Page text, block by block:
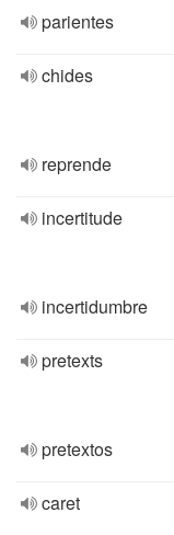
parientes
chides
reprende
incertitude
incertidumbre
pretexts
pretextos
caret